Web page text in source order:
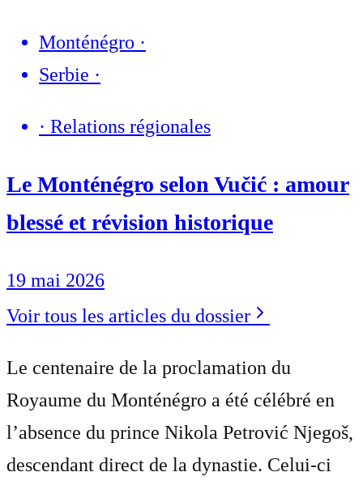
Monténégro ·
Serbie ·
· Relations régionales
Le Monténégro selon Vučić : amour
blessé et révision historique
19 mai 2026
Voir tous les articles du dossier
Le centenaire de la proclamation du
Royaume du Monténégro a été célébré en
l’absence du prince Nikola Petrović Njegoš,
descendant direct de la dynastie. Celui-ci